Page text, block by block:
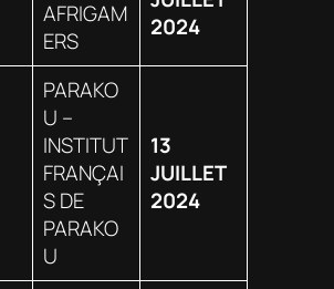
AFRIGAM
ERS
2024
PARAKO
U –
INSTITUT
FRANÇAI
S DE
PARAKO
U
13
JUILLET
2024